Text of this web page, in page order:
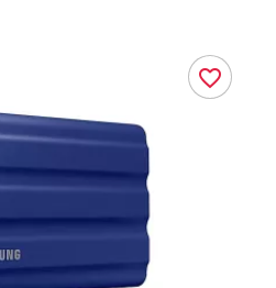
favorite_border